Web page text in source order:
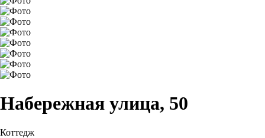
Набережная улица, 50
Коттедж